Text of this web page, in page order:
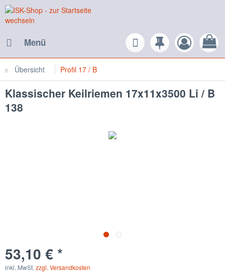
Menü
Übersicht Profil 17 / B
Klassischer Keilriemen 17x11x3500 Li / B
138
53,10 € *
inkl. MwSt. zzgl. Versandkosten